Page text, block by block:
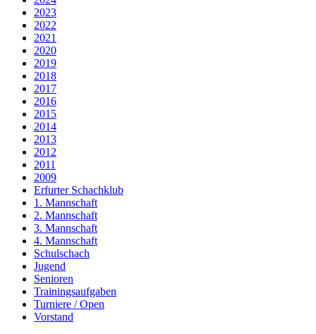
2023
2022
2021
2020
2019
2018
2017
2016
2015
2014
2013
2012
2011
2009
Erfurter Schachklub
1. Mannschaft
2. Mannschaft
3. Mannschaft
4. Mannschaft
Schulschach
Jugend
Senioren
Trainingsaufgaben
Turniere / Open
Vorstand